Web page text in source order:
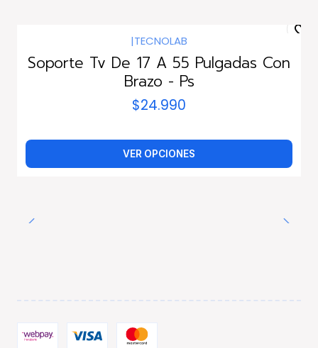
|TECNOLAB
Soporte Tv De 17 A 55 Pulgadas Con
Brazo - Ps
$24.990
VER OPCIONES